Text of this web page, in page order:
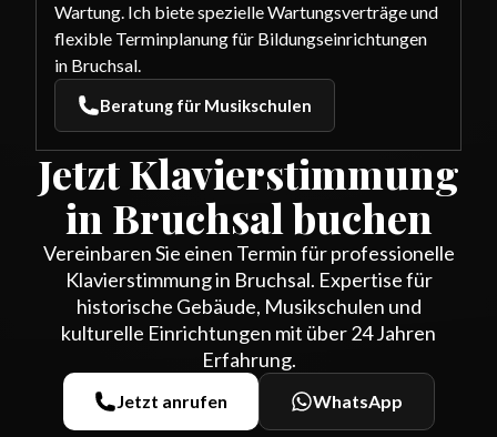
Wartung. Ich biete spezielle Wartungsverträge und
flexible Terminplanung für Bildungseinrichtungen
in Bruchsal.
Beratung für Musikschulen
Jetzt Klavierstimmung
in Bruchsal buchen
Vereinbaren Sie einen Termin für professionelle
Klavierstimmung in Bruchsal. Expertise für
historische Gebäude, Musikschulen und
kulturelle Einrichtungen mit über 24 Jahren
Erfahrung.
Jetzt anrufen WhatsApp